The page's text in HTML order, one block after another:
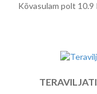
Kõvasulam polt 10.9